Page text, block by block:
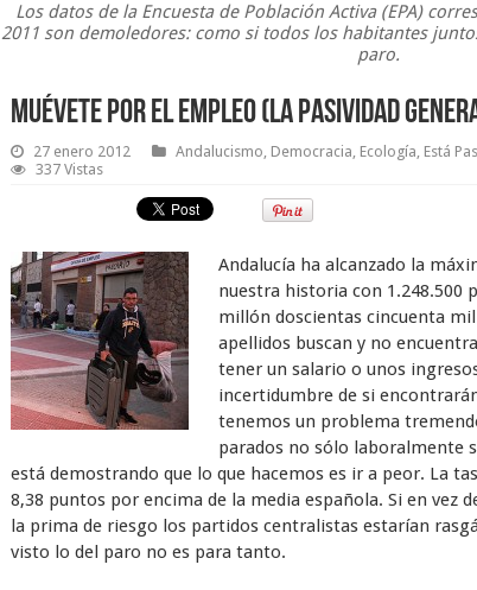
Los datos de la Encuesta de Población Activa (EPA)
2011 son demoledores: como si todos los habitantes
paro.
Muévete por el empleo (la pasividad
27 enero 2012 Andalucismo, Democracia, Ecología, Está
337 Vistas
Andalucía ha alcanzado la
nuestra historia con 1.248.500
millón doscientas cincuenta
apellidos buscan y no
tener un salario o unos
incertidumbre de si
tenemos un problema
parados no sólo laboralmente
está demostrando que lo que hacemos es ir a peor. La
8,38 puntos por encima de la media española. Si en vez
la prima de riesgo los partidos centralistas estarían
visto lo del paro no es para tanto.